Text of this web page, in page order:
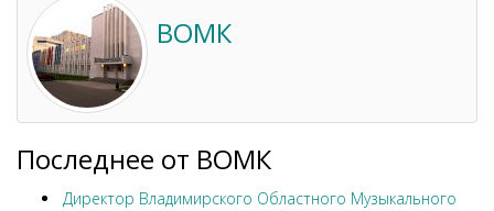
ВОМК
Последнее от ВОМК
Директор Владимирского Областного Музыкального